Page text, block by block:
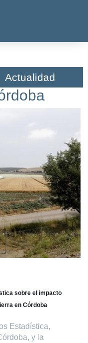
Actualidad
sobre el impacto
en Córdoba
Estadística,
y la